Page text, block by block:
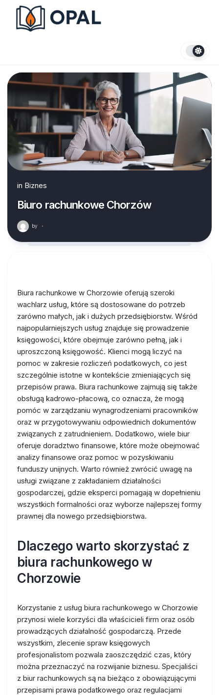
content
in Biznes
Biuro rachunkowe Chorzów
by ·
Biura rachunkowe w Chorzowie oferują szeroki
wachlarz usług, które są dostosowane do potrzeb
zarówno małych, jak i dużych przedsiębiorstw. Wśród
najpopularniejszych usług znajduje się prowadzenie
księgowości, które obejmuje zarówno pełną, jak i
uproszczoną księgowość. Klienci mogą liczyć na
pomoc w zakresie rozliczeń podatkowych, co jest
szczególnie istotne w kontekście zmieniających się
przepisów prawa. Biura rachunkowe zajmują się także
obsługą kadrowo-płacową, co oznacza, że mogą
pomóc w zarządzaniu wynagrodzeniami pracowników
oraz w przygotowywaniu odpowiednich dokumentów
związanych z zatrudnieniem. Dodatkowo, wiele biur
oferuje doradztwo finansowe, które może obejmować
analizy finansowe oraz pomoc w pozyskiwaniu
funduszy unijnych. Warto również zwrócić uwagę na
usługi związane z zakładaniem działalności
gospodarczej, gdzie eksperci pomagają w dopełnieniu
wszystkich formalności oraz wyborze najlepszej formy
prawnej dla nowego przedsiębiorstwa.
Dlaczego warto skorzystać z
biura rachunkowego w
Chorzowie
Korzystanie z usług biura rachunkowego w Chorzowie
przynosi wiele korzyści dla właścicieli firm oraz osób
prowadzących działalność gospodarczą. Przede
wszystkim, zlecenie spraw księgowych
profesjonalistom pozwala zaoszczędzić czas, który
można przeznaczyć na rozwijanie biznesu. Specjaliści
z biur rachunkowych są na bieżąco z obowiązującymi
przepisami prawa podatkowego oraz regulacjami